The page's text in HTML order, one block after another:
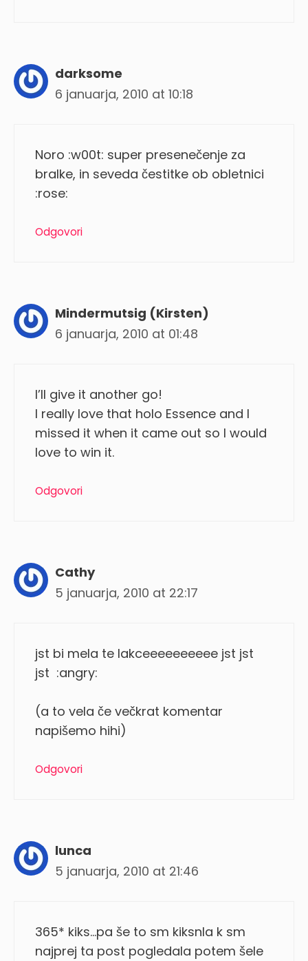
darksome
6 januarja, 2010 at 10:18
Noro :w00t: super presenečenje za
bralke, in seveda čestitke ob obletnici
:rose:
Odgovori
Mindermutsig (Kirsten)
6 januarja, 2010 at 01:48
I’ll give it another go!
I really love that holo Essence and I
missed it when it came out so I would
love to win it.
Odgovori
Cathy
5 januarja, 2010 at 22:17
jst bi mela te lakceeeeeeeeee jst jst
jst :angry:
(a to vela če večkrat komentar
napišemo hihi)
Odgovori
lunca
5 januarja, 2010 at 21:46
365* kiks…pa še to sm kiksnla k sm
najprej ta post pogledala potem šele